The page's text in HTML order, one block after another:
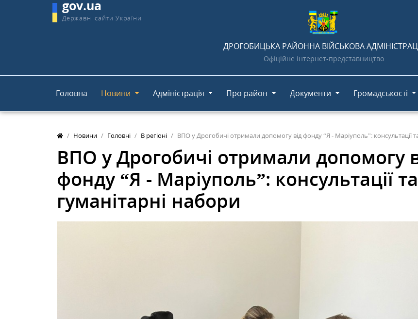
gov.ua
Державні сайти України
ДРОГОБИЦЬКА РАЙОННА ВІЙСЬКОВА
Офіційне інтернет-представництво
Головна Новини Адміністрація Про район Документи Громадськості
Новини Головні В регіоні ВПО у Дрогобичі отримали допомогу від фонду “Я - Маріуполь”: консультації
ВПО у Дрогобичі отримали допомогу
фонду “Я - Маріуполь”: консультації та
гуманітарні набори